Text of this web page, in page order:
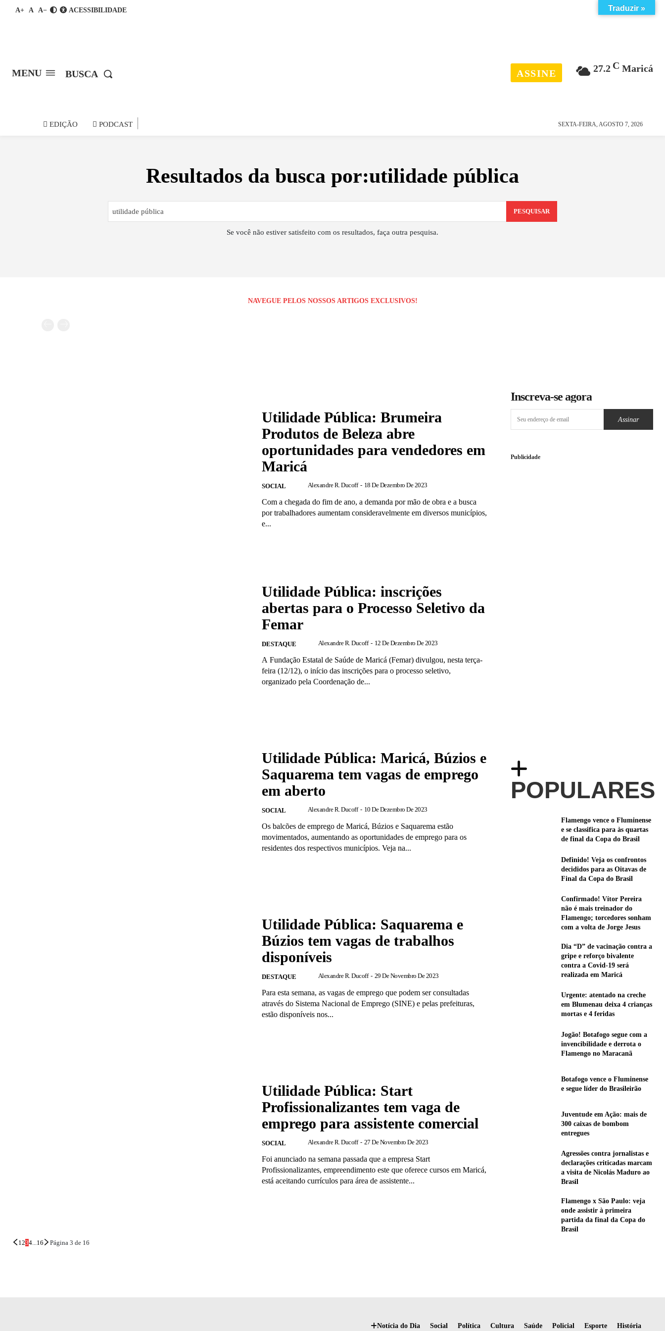
A+ A A− ACESSIBILIDADE
MENU BUSCA
27.2 C Maricá
ASSINE
EDIÇÃO PODCAST SEXTA-FEIRA, AGOSTO 7, 2026
Resultados da busca por:utilidade pública
PESQUISAR
Se você não estiver satisfeito com os resultados, faça outra pesquisa.
NAVEGUE PELOS NOSSOS ARTIGOS EXCLUSIVOS!
Utilidade Pública: Brumeira
Produtos de Beleza abre
oportunidades para vendedores em
Maricá
SOCIAL Alexandre R. Ducoff - 18 De Dezembro De 2023
Com a chegada do fim de ano, a demanda por mão de obra e a busca
por trabalhadores aumentam consideravelmente em diversos municípios,
e...
Utilidade Pública: inscrições
abertas para o Processo Seletivo da
Femar
DESTAQUE Alexandre R. Ducoff - 12 De Dezembro De 2023
A Fundação Estatal de Saúde de Maricá (Femar) divulgou, nesta terça-
feira (12/12), o início das inscrições para o processo seletivo,
organizado pela Coordenação de...
Utilidade Pública: Maricá, Búzios e
Saquarema tem vagas de emprego
em aberto
SOCIAL Alexandre R. Ducoff - 10 De Dezembro De 2023
Os balcões de emprego de Maricá, Búzios e Saquarema estão
movimentados, aumentando as oportunidades de emprego para os
residentes dos respectivos municípios. Veja na...
Utilidade Pública: Saquarema e
Búzios tem vagas de trabalhos
disponíveis
DESTAQUE Alexandre R. Ducoff - 29 De Novembro De 2023
Para esta semana, as vagas de emprego que podem ser consultadas
através do Sistema Nacional de Emprego (SINE) e pelas prefeituras,
estão disponíveis nos...
Utilidade Pública: Start
Profissionalizantes tem vaga de
emprego para assistente comercial
SOCIAL Alexandre R. Ducoff - 27 De Novembro De 2023
Foi anunciado na semana passada que a empresa Start
Profissionalizantes, empreendimento este que oferece cursos em Maricá,
está aceitando currículos para área de assistente...
1234...16 Página 3 de 16
Inscreva-se agora
Assinar
Publicidade
POPULARES
Flamengo vence o Fluminense
e se classifica para às quartas
de final da Copa do Brasil
Definido! Veja os confrontos
decididos para as Oitavas de
Final da Copa do Brasil
Confirmado! Vítor Pereira
não é mais treinador do
Flamengo; torcedores sonham
com a volta de Jorge Jesus
Dia “D” de vacinação contra a
gripe e reforço bivalente
contra a Covid-19 será
realizada em Maricá
Urgente: atentado na creche
em Blumenau deixa 4 crianças
mortas e 4 feridas
Jogão! Botafogo segue com a
invencibilidade e derrota o
Flamengo no Maracanã
Botafogo vence o Fluminense
e segue líder do Brasileirão
Juventude em Ação: mais de
300 caixas de bombom
entregues
Agressões contra jornalistas e
declarações criticadas marcam
a visita de Nicolás Maduro ao
Brasil
Flamengo x São Paulo: veja
onde assistir à primeira
partida da final da Copa do
Brasil
Notícia do Dia Social Política Cultura Saúde Policial Esporte História
Traduzir »